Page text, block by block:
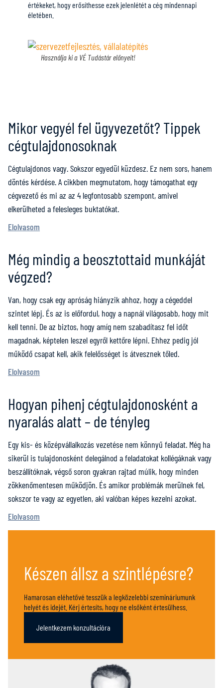
értékeket, hogy erősíthesse ezek jelenlétét a cég mindennapi
életében.
Használja ki a VÉ Tudástár előnyeit!
Mikor vegyél fel ügyvezetőt? Tippek
cégtulajdonosoknak
Cégtulajdonos vagy. Sokszor egyedül küzdesz. Ez nem sors, hanem
döntés kérdése. A cikkben megmutatom, hogy támogathat egy
cégvezető és mi az az 4 legfontosabb szempont, amivel
elkerülheted a felesleges buktatókat.
Elolvasom
Még mindig a beosztottaid munkáját
végzed?
Van, hogy csak egy apróság hiányzik ahhoz, hogy a cégeddel
szintet lépj. És az is előfordul, hogy a napnál világosabb, hogy mit
kell tenni. De az biztos, hogy amíg nem szabadítasz fel időt
magadnak, képtelen leszel egyről kettőre lépni. Ehhez pedig jól
működő csapat kell, akik felelősséget is átvesznek tőled.
Elolvasom
Hogyan pihenj cégtulajdonosként a
nyaralás alatt – de tényleg
Egy kis- és középvállalkozás vezetése nem könnyű feladat. Még ha
sikerül is tulajdonosként delegálnod a feladatokat kollégáknak vagy
beszállítóknak, végső soron gyakran rajtad múlik, hogy minden
zökkenőmentesen működjön. És amikor problémák merülnek fel,
sokszor te vagy az egyetlen, aki valóban képes kezelni azokat.
Elolvasom
Készen állsz a szintlépésre?
Hamarosan eléhetővé tesszük a legközelebbi szemináriumunk
helyét és idejét. Kérj értesíts, hogy ne elsőként értesülhess.
Jelentkezem konzultációra